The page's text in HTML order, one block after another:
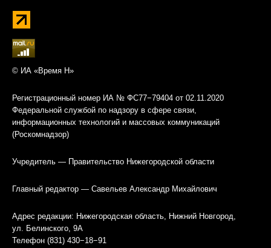
© ИА «Время Н»
Регистрационный номер ИА № ФС77−79404 от 02.11.2020
Федеральной службой по надзору в сфере связи,
информационных технологий и массовых коммуникаций
(Роскомнадзор)
Учредитель — Правительство Нижегородской области
Главный редактор — Савельев Александр Михайлович
Адрес редакции: Нижегородская область, Нижний Новгород,
ул. Белинского, 9А
Телефон (831) 430−18−91